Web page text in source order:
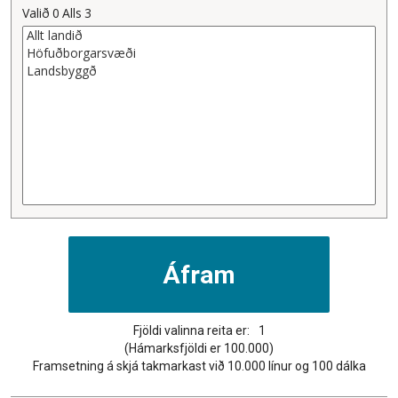
Valið 0 Alls 3
Fjöldi valinna reita er:
1
(Hámarksfjöldi er 100.000)
Framsetning á skjá takmarkast við 10.000 línur og 100 dálka